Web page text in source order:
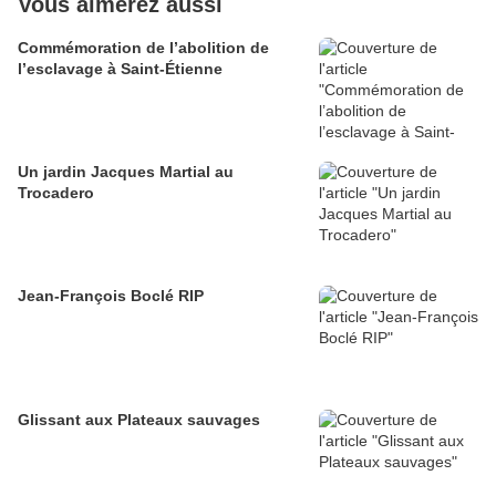
Commémoration de l’abolition de
l’esclavage à Saint-Étienne
Un jardin Jacques Martial au
Trocadero
Jean-François Boclé RIP
Glissant aux Plateaux sauvages